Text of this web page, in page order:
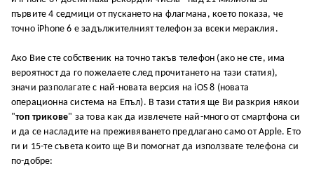
първите 4 седмици от пускането на флагмана, което показа, че
точно iPhone 6 е задължителният телефон за всеки мераклия.
Ако Вие сте собственик на точно такъв телефон (ако не сте, има
вероятност да го пожелаете след прочитането на тази статия),
значи разполагате с най-новата версия на iOS 8 (новата
операционна система на Епъл). В тази статия ще Ви разкрия някои
"топ трикове" за това как да извлечете най-много от смартфона си
и да се насладите на преживяването предлагано само от Apple. Ето
ги и 15-те съвета които ще Ви помогнат да използвате телефона си
по-добре: